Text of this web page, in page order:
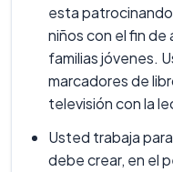
esta
niños con el fin de
familias jóvenes.
marcadores de
televisión con la
Usted trabaja
debe crear, en el